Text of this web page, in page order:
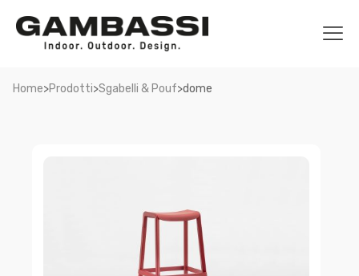
Home>Prodotti>Sgabelli & Pouf>dome